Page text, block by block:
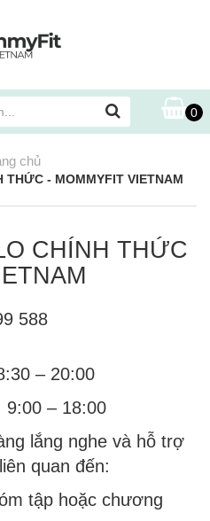
0
chủ
THỨC - MOMMYFIT VIETNAM
CHÍNH THỨC
588
– 20:00
9:00 – 18:00
lắng nghe và hỗ trợ
quan đến:
tập hoặc chương